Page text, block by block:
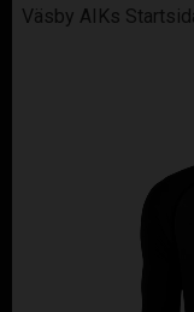
Väsby AIKs